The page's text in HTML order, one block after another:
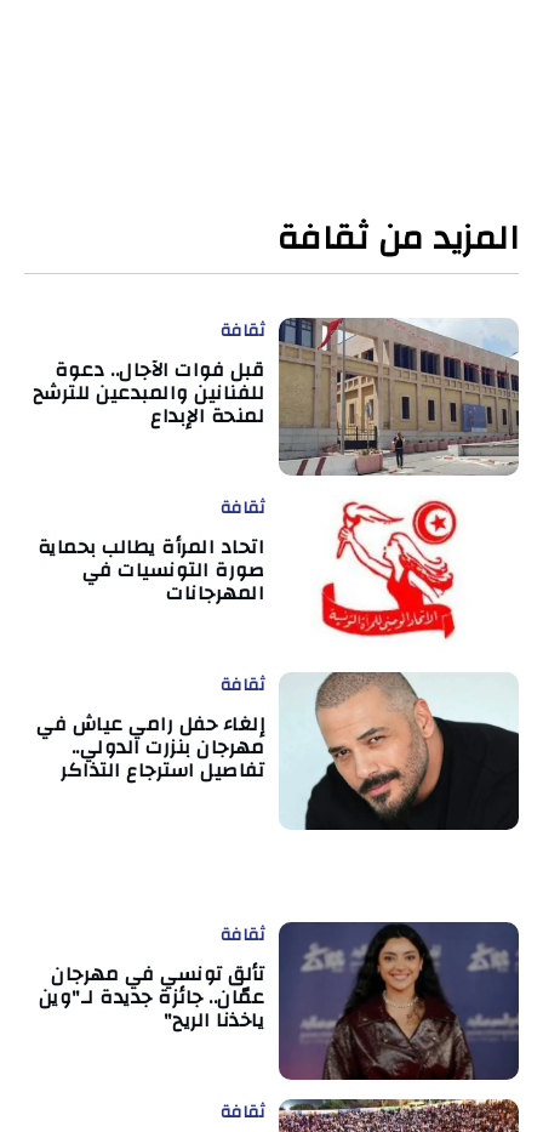
المزيد من ثقافة
ثقافة
قبل فوات الآجال.. دعوة
للفنانين والمبدعين للترشح
لمنحة الإبداع
ثقافة
اتحاد المرأة يطالب بحماية
صورة التونسيات في
المهرجانات
ثقافة
إلغاء حفل رامي عياش في
مهرجان بنزرت الدولي..
تفاصيل استرجاع التذاكر
ثقافة
تألق تونسي في مهرجان
عمّان.. جائزة جديدة لـ"وين
ياخذنا الريح"
ثقافة